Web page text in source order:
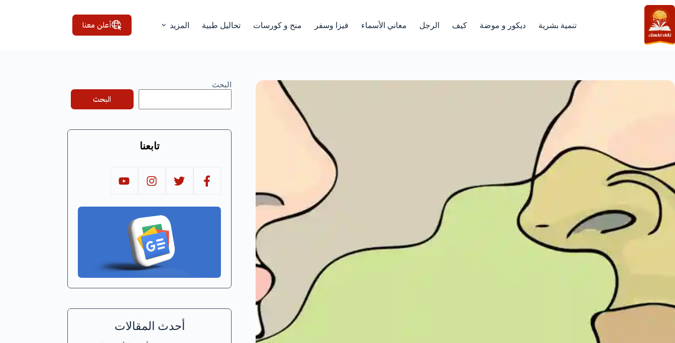
التجاوز
إلى
المحتوى
تنمية بشرية ديكور و موضة كيف الرجل معاني الأسماء فيزا وسفر منح و كورسات تحاليل طبية المزيد أعلن معنا
البحث
البحث
تابعنا
أحدث المقالات